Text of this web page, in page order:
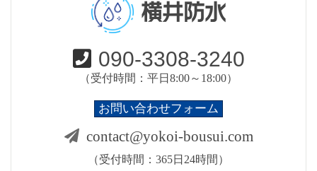
横井防水
090-3308-3240
（受付時間：平日8:00～18:00）
お問い合わせフォーム
contact@yokoi-bousui.com
（受付時間：365日24時間）